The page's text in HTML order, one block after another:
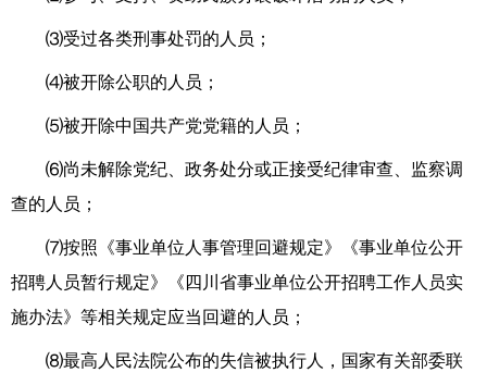
⑶受过各类刑事处罚的人员 ；
⑷被开除公职的人员 ；
⑸被开除中国共产党党籍的人员 ；
⑹尚未解除党纪、政务处分或正接受纪律审查、监察调
查的人员 ；
⑺按照《事业单位人事管理回避规定》《事业单位公开
招聘人员暂行规定》《四川省事业单位公开招聘工作人员实
施办法》等相关规定应当回避的人员 ；
⑻最高人民法院公布的失信被执行人，国家有关部委联